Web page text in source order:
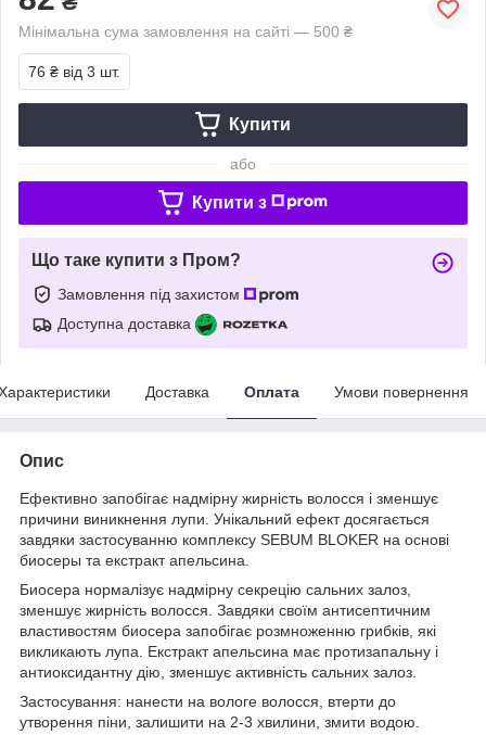
Мінімальна сума замовлення на сайті — 500 ₴
76 ₴ від 3 шт.
Купити
або
Купити з
Що таке купити з Пром?
Замовлення під захистом
Доступна доставка
Доставка Оплата Умови повернення
Опис
Ефективно запобігає надмірну жирність волосся і зменшує
причини виникнення лупи. Унікальний ефект досягається
завдяки застосуванню комплексу SEBUM BLOKER на основі
биосеры та екстракт апельсина.
Биосера нормалізує надмірну секрецію сальних залоз,
зменшує жирність волосся. Завдяки своїм антисептичним
властивостям биосера запобігає розмноженню грибків, які
викликають лупа. Екстракт апельсина має протизапальну і
антиоксидантну дію, зменшує активність сальних залоз.
Застосування: нанести на вологе волосся, втерти до
утворення піни, залишити на 2-3 хвилини, змити водою.